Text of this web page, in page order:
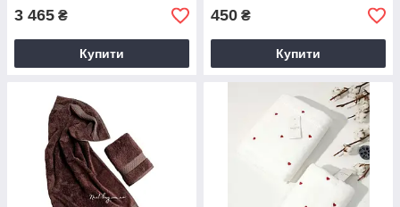
3 465 ₴
Купити
450 ₴
Купити